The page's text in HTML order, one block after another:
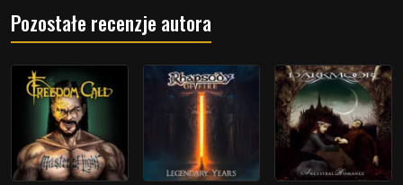
Pozostałe recenzje autora